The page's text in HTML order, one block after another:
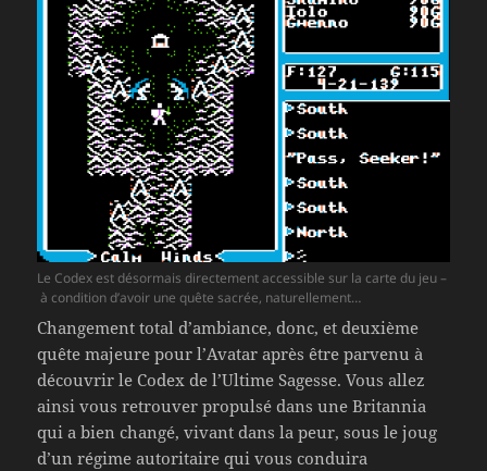
Le Codex est désormais directement accessible sur la carte du jeu –
à condition d’avoir une quête sacrée, naturellement…
Changement total d’ambiance, donc, et deuxième
quête majeure pour l’Avatar après être parvenu à
découvrir le Codex de l’Ultime Sagesse. Vous allez
ainsi vous retrouver propulsé dans une Britannia
qui a bien changé, vivant dans la peur, sous le joug
d’un régime autoritaire qui vous conduira